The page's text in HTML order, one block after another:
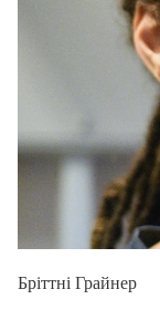
Бріттні Грайнер